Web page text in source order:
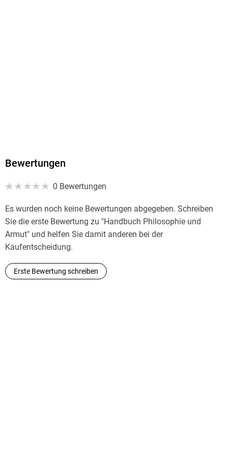
Bewertungen
0 Bewertungen
Es wurden noch keine Bewertungen abgegeben. Schreiben
Sie die erste Bewertung zu "Handbuch Philosophie und
Armut" und helfen Sie damit anderen bei der
Kaufentscheidung.
Erste Bewertung schreiben